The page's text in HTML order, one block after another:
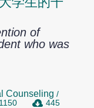
of
who was
Counseling /
1150 445